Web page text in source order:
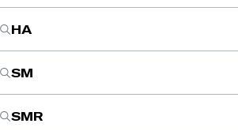
HA
SM
SMR